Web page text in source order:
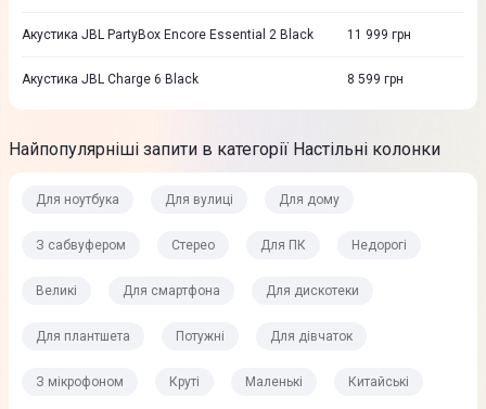
Акустика JBL PartyBox Encore Essential 2 Black 11 999 грн
Акустика JBL Charge 6 Black 8 599 грн
Найпопулярніші запити в категорії Настільні колонки
Для ноутбука Для вулиці Для дому
З сабвуфером Стерео Для ПК Недорогі
Великі Для смартфона Для дискотеки
Для плантшета Потужні Для дівчаток
З мікрофоном Круті Маленькі Китайські